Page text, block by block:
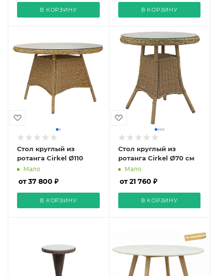
В КОРЗИНУ
гранит"
В КОРЗИНУ
Стол круглый из
ротанга Cirkel Ø110
Мало
от 37 800 ₽
В КОРЗИНУ
Стол круглый из
ротанга Cirkel Ø70 см
Мало
от 21 760 ₽
В КОРЗИНУ